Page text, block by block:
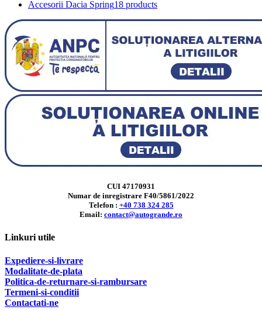
Accesorii Dacia Spring18 products
CUI 47170931
Numar de inregistrare F40/5861/2022
Telefon : +40 738 324 285
Email: contact@autogrande.ro
Linkuri utile
Expediere-si-livrare
Modalitate-de-plata
Politica-de-returnare-si-rambursare
Termeni-si-conditii
Contactati-ne